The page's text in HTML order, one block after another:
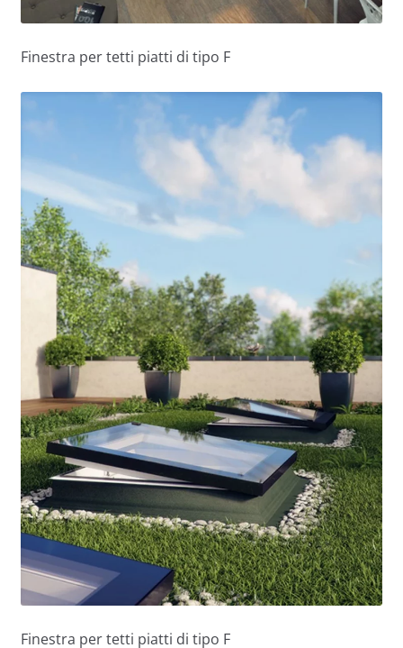
Finestra per tetti piatti di tipo F
Finestra per tetti piatti di tipo F